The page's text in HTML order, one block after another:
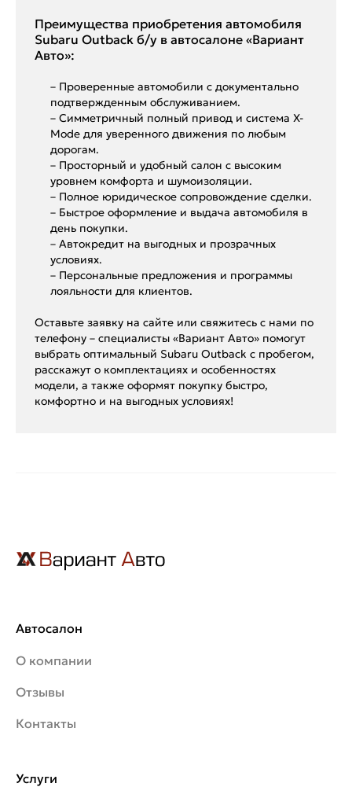
Преимущества приобретения автомобиля
Subaru Outback б/у в автосалоне «Вариант
Авто»:
– Проверенные автомобили с документально
подтвержденным обслуживанием.
– Симметричный полный привод и система X-
Mode для уверенного движения по любым
дорогам.
– Просторный и удобный салон с высоким
уровнем комфорта и шумоизоляции.
– Полное юридическое сопровождение сделки.
– Быстрое оформление и выдача автомобиля в
день покупки.
– Автокредит на выгодных и прозрачных
условиях.
– Персональные предложения и программы
лояльности для клиентов.
Оставьте заявку на сайте или свяжитесь с нами по
телефону – специалисты «Вариант Авто» помогут
выбрать оптимальный Subaru Outback с пробегом,
расскажут о комплектациях и особенностях
модели, а также оформят покупку быстро,
комфортно и на выгодных условиях!
Автосалон
О компании
Отзывы
Контакты
Услуги